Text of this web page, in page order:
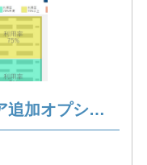
座席予約システム（フロア追加オプション）